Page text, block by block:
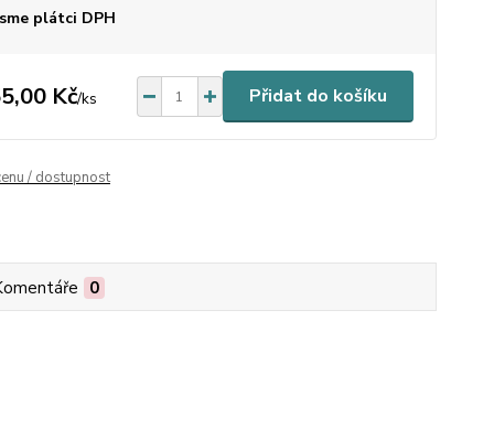
plátci DPH
Kč/ks Přidat do košíku
/ dostupnost
0